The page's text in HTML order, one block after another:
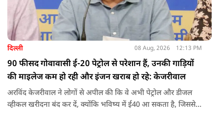
दिल्ली 08 Aug, 2026 12:13 PM
90 फीसद गोवावासी ई-20 पेट्रोल से परेशान हैं, उनकी गाड़ियों
की माइलेज कम हो रही और इंजन खराब हो रहे: केजरीवाल
अरविंद केजरीवाल ने लोगों से अपील की कि वे अभी पेट्रोल और डीजल
व्हीकल खरीदना बंद कर दें, क्योंकि भविष्य में ई40 आ सकता है, जिससे